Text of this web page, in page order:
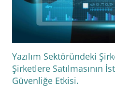
Yazılım Sektöründeki
Şirketlere Satılmasının
Güvenliğe Etkisi.